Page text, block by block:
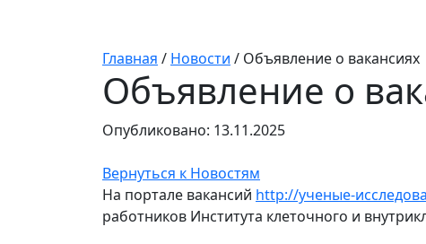
Главная / Новости / Объявление о вакансиях
Объявление о
Опубликовано: 13.11.2025
Вернуться к Новостям
На портале вакансий http://ученые-
работников Института клеточного и